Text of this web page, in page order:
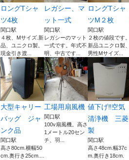
ロングTシャ
ツ4枚
関口駅
４枚、Mサイズ.新
品、ユニクロ製。
現金引き渡...
レガシー、マ
ット一式
関口駅
レガシーのマット
一式です。年式不
明、中古です...
ロングTシャ
ツM２枚
関口駅
２枚の値段です。
新品ユニクロ製、
男性Mサイズ...
大型キャリー
バッグ ジャ
ンク品
関口駅
高さ80cm.横幅50
cm.奥行き25cm....
工場用扇風機
関口駅
100v扇風機。高さ
1メートル20セン
チ、羽...
値下げ‼️空気
清浄機 三菱
製
関口駅
高さ48cm.幅37c
m.奥行き18cm.